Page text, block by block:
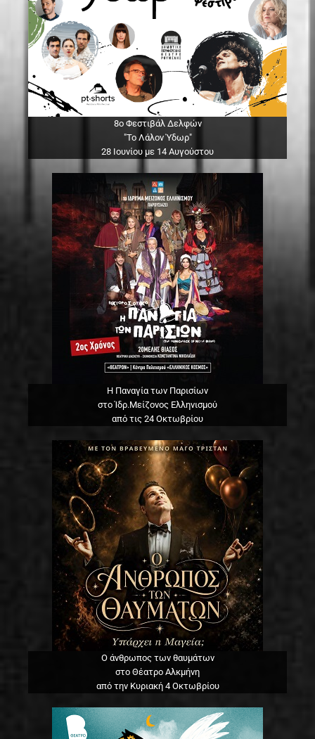
8ο Φεστιβάλ Δελφών
"Το Λάλον Ύδωρ"
28 Ιουνίου με 14 Αυγούστου
Η Παναγία των Παρισίων
στο Ίδρ.Μείζονος Ελληνισμού
από τις 24 Οκτωβρίου
Ο άνθρωπος των θαυμάτων
στο Θέατρο Αλκμήνη
από την Κυριακή 4 Οκτωβρίου